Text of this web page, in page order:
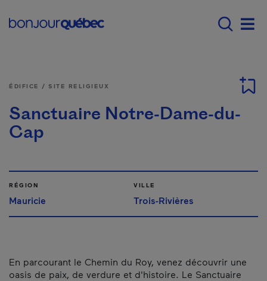
Main navigation -
ÉDIFICE / SITE RELIGIEUX
Sanctuaire Notre-Dame-du-
Cap
RÉGION
Mauricie
VILLE
Trois-Rivières
En parcourant le Chemin du Roy, venez découvrir une
oasis de paix, de verdure et d'histoire. Le Sanctuaire